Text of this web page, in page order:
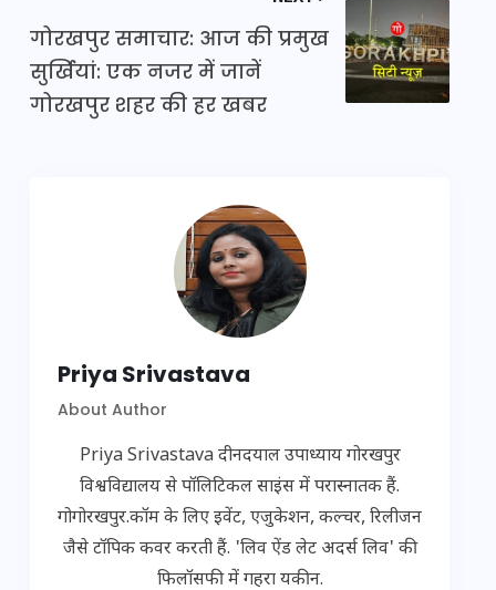
गोरखपुर समाचार: आज की प्रमुख
सुर्खियां: एक नजर में जानें
गोरखपुर शहर की हर खबर
Priya Srivastava
About Author
Priya Srivastava दीनदयाल उपाध्याय गोरखपुर
विश्वविद्यालय से पॉलिटिकल साइंस में परास्नातक हैं.
गोगोरखपुर.कॉम के लिए इवेंट, एजुकेशन, कल्चर, रिलीजन
जैसे टॉपिक कवर करती हैं. 'लिव ऐंड लेट अदर्स लिव' की
फिलॉसफी में गहरा यकीन.